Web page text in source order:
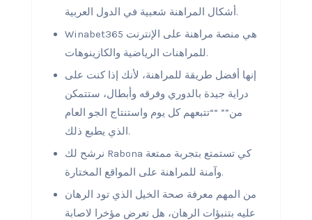
أشكال المراهنة شعبية في الدول العربية.
Winabet365 هي منصة مراهنة على الإنترنت
للمراهنات الرياضية والكازينوهات.
إنها أفضل طريقة للمراهنة، لأنك إذا كنت على
دراية جيدة بالدوري وفرقه وأبطال، ستتمكن
من”” ““تتبعهم كل يوم واستنتاج الجو العام
الذي يطبع ذلك.
نرشح لك Rabona كي تستمتع بتجربة ممتعة
وآمنة للمراهنة على المواقع المختارة.
من المهم معرفة صحة الخيل الذي تود الرهان
عليه بتنبؤات الرهان، هل تعرض مؤخرا لاصابة